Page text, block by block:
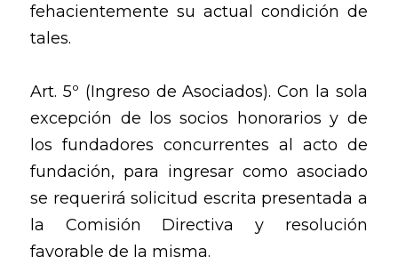
fehacientemente su actual condición de
tales.
Art. 5º (Ingreso de Asociados). Con la sola
excepción de los socios honorarios y de
los fundadores concurrentes al acto de
fundación, para ingresar como asociado
se requerirá solicitud escrita presentada a
la Comisión Directiva y resolución
favorable de la misma.